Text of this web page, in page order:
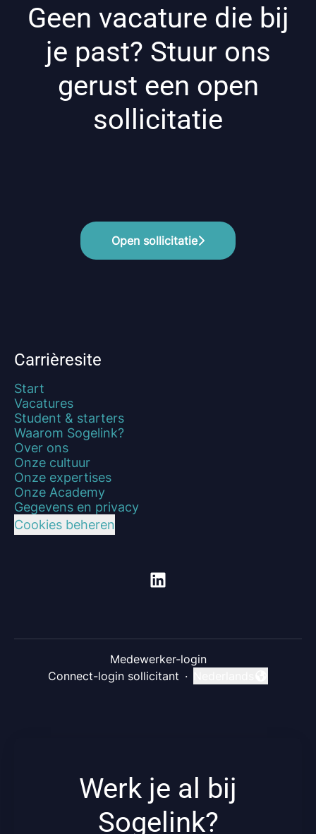
Geen vacature die bij
je past? Stuur ons
gerust een open
sollicitatie
Open sollicitatie
Carrièresite
Start
Vacatures
Student & starters
Waarom Sogelink?
Over ons
Onze cultuur
Onze expertises
Onze Academy
Gegevens en privacy
Cookies beheren
Medewerker-login
Connect-login sollicitant ·
Taal wijzigen
Werk je al bij
Sogelink?